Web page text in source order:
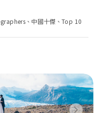
、中國十傑、Top 10